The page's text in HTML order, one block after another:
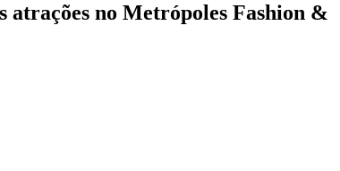
atrações no Metrópoles Fashion &